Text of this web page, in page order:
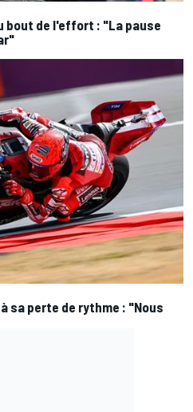
bout de l'effort : "La pause
sa perte de rythme : "Nous